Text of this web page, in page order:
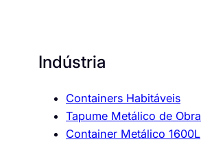
Indústria
Containers Habitáveis
Tapume Metálico de Obra
Container Metálico 1600L